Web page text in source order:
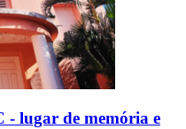
- lugar de memória e